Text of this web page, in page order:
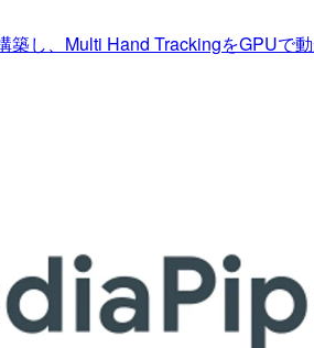
築し、Multi Hand TrackingをGPUで動